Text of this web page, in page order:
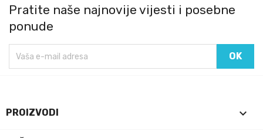
Pratite naše najnovije vijesti i posebne
ponude
PROIZVODI 